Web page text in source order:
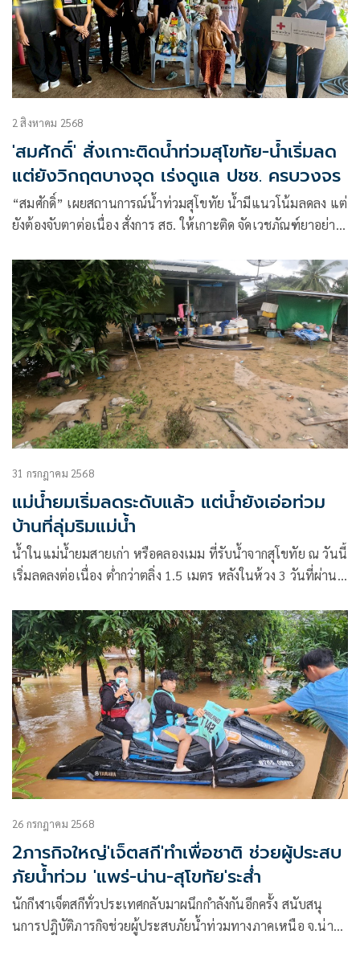
2 สิงหาคม 2568
'สมศักดิ์' สั่งเกาะติดน้ำท่วมสุโขทัย-น้ำเริ่มลด
แต่ยังวิกฤตบางจุด เร่งดูแล ปชช. ครบวงจร
“สมศักดิ์” เผยสถานการณ์น้ำท่วมสุโขทัย น้ำมีแนวโน้มลดลง แต่
ยังต้องจับตาต่อเนื่อง สั่งการ สธ. ให้เกาะติด จัดเวชภัณฑ์ยาอย่า
31 กรกฎาคม 2568
แม่น้ำยมเริ่มลดระดับแล้ว แต่น้ำยังเอ่อท่วม
บ้านที่ลุ่มริมแม่น้ำ
น้ำในแม่น้ำยมสายเก่า หรือคลองเมม ที่รับน้ำจากสุโขทัย ณ วันนี้
เริ่มลดลงต่อเนื่อง ต่ำกว่าตลิ่ง 1.5 เมตร หลังในห้วง 3 วันที่ผ่าน
ยังเหลือมีน้ำท่วมขังเฉพาะบ้านเรือนประชาชนริมฝั่งที่ลุ่มต่ำ
เท่านั้น และจะเริ่มลดลงเรื่อย ๆ หน่วยราชการพร้อมออกช่วย
เหลือ
26 กรกฎาคม 2568
​​2ภารกิจใหญ่'เจ็ตสกี'ทำเพื่อชาติ ​ช่วยผู้ประสบ
ภัยน้ำท่วม 'แพร่-น่าน-สุโขทัย'ระส่ำ
​นักกีฬาเจ็ตสกีทั่วประเทศกลับมาผนึกกำลังกันอีกครั้ง สนับสนุ
นการปฎิบัติภารกิจช่วยผู้ประสบภัยน้ำท่วมทางภาคเหนือ จ.น่าน